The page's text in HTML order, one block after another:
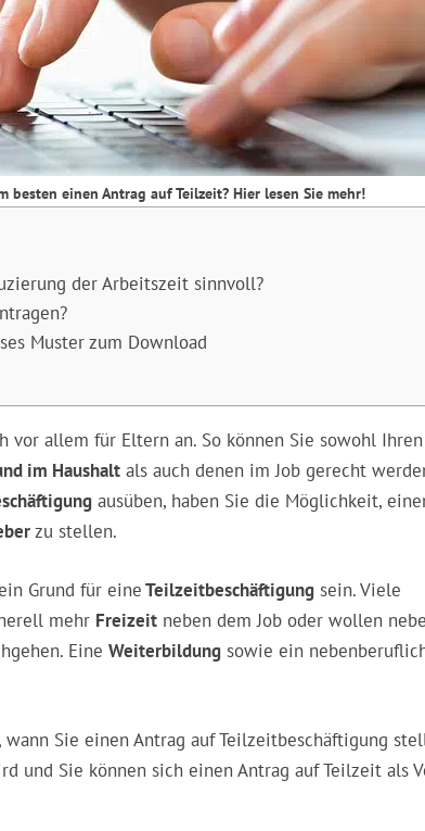
besten einen Antrag auf Teilzeit? Hier lesen Sie mehr!
der Arbeitszeit sinnvoll?
Muster zum Download
vor allem für Eltern an. So können Sie sowohl Ihren
im Haushalt als auch denen im Job gerecht
ausüben, haben Sie die Möglichkeit,
zu stellen.
Grund für eineTeilzeitbeschäftigung sein. Viele
mehr Freizeit neben dem Job oder wollen
Eine Weiterbildung sowie ein
wann Sie einen Antrag auf Teilzeitbeschäftigung
und Sie können sich einen Antrag auf Teilzeit als